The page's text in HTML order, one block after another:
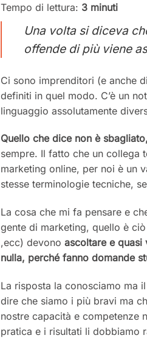
Tempo di lettura: 3 minuti
Una volta si diceva
offende di più viene
Ci sono imprenditori (e anche
definiti in quel modo. C’è un
linguaggio assolutamente
Quello che dice non è
sempre. Il fatto che un collega
marketing online, per noi è un
stesse terminologie tecniche,
La cosa che mi fa pensare e
gente di marketing, quello è
,ecc) devono ascoltare e quasi
nulla, perché fanno domande
La risposta la conosciamo ma
dire che siamo i più bravi ma
nostre capacità e competenze
pratica e i risultati li dobbiamo